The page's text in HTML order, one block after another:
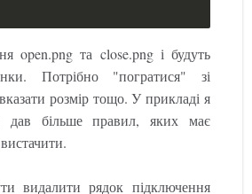
open.png та close.png і будуть
Потрібно "погратися" зі
розмір тощо. У прикладі я
дав більше правил, яких має
видалити рядок підключення